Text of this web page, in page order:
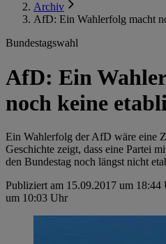
Archiv
AfD: Ein Wahlerfolg macht
Bundestagswahl
AfD: Ein
noch keine
Ein Wahlerfolg der AfD wäre eine
Geschichte zeigt, dass eine Partei
den Bundestag noch längst nicht
Publiziert am 15.09.2017 um 18:44
um 10:03 Uhr